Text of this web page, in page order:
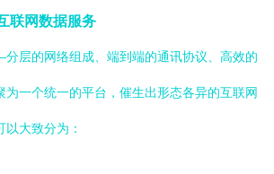
联网数据服务
层的网络组成、端到端的通讯协议、高效的
一个统一的平台，催生出形态各异的互联网
大致分为：